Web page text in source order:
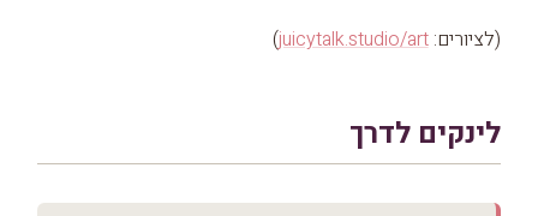
(לציורים:juicytalk.studio/art
)
לינקים לדרך